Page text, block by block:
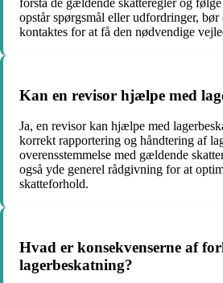
forstå de gældende skatteregler og
opstår spørgsmål eller udfordringer, bør
kontaktes for at få den nødvendige
Kan en revisor hjælpe med
Ja, en revisor kan hjælpe med
korrekt rapportering og håndtering af
overensstemmelse med gældende
også yde generel rådgivning for at
skatteforhold.
Hvad er konsekvenserne af
lagerbeskatning?